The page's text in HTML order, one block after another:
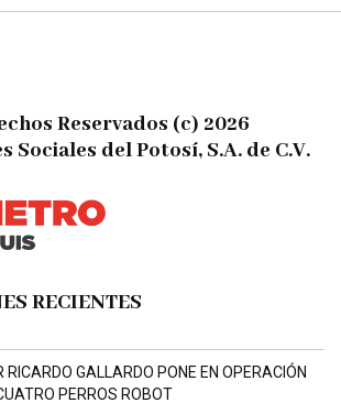
Reservados (c) 2026
Sociales del Potosí, S.A. de C.V.
RECIENTES
RICARDO GALLARDO PONE EN OPERACIÓN
PERROS ROBOT